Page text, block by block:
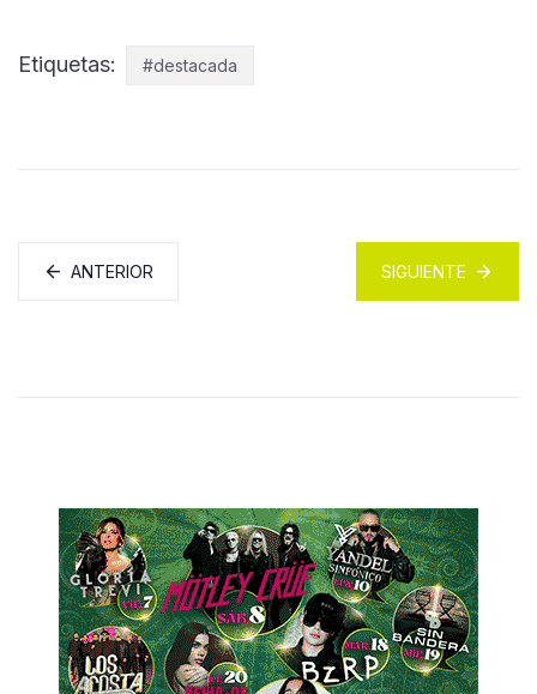
Etiquetas: #destacada
ANTERIOR SIGUIENTE